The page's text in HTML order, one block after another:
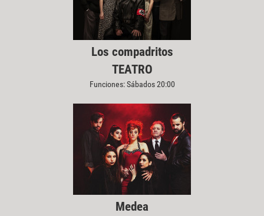
Los compadritos
TEATRO
Funciones: Sábados 20:00
Medea